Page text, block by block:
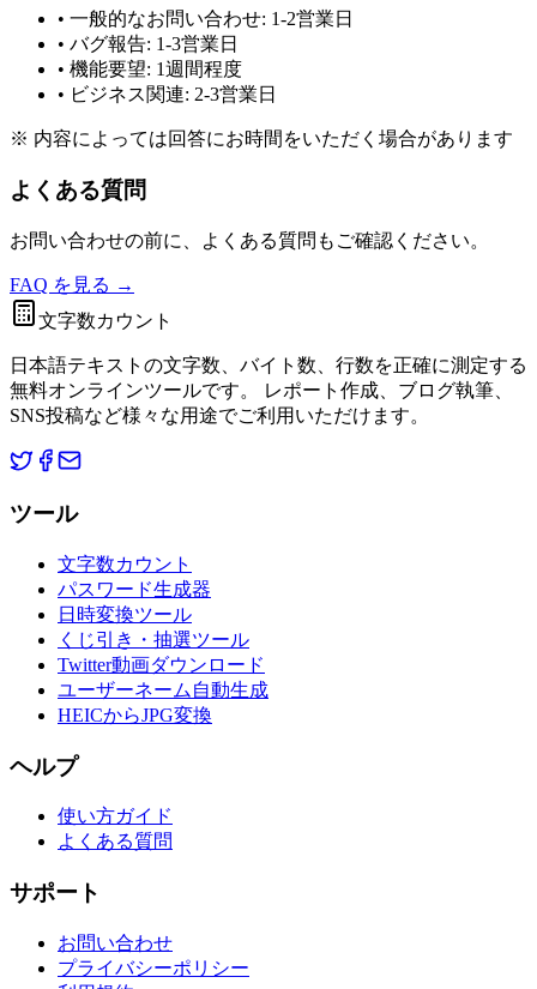
• 一般的なお問い合わせ: 1-2営業日
• バグ報告: 1-3営業日
• 機能要望: 1週間程度
• ビジネス関連: 2-3営業日
※ 内容によっては回答にお時間をいただく場合があります
よくある質問
お問い合わせの前に、よくある質問もご確認ください。
FAQ を見る →
文字数カウント
日本語テキストの文字数、バイト数、行数を正確に測定する
無料オンラインツールです。 レポート作成、ブログ執筆、
SNS投稿など様々な用途でご利用いただけます。
ツール
文字数カウント
パスワード生成器
日時変換ツール
くじ引き・抽選ツール
Twitter動画ダウンロード
ユーザーネーム自動生成
HEICからJPG変換
ヘルプ
使い方ガイド
よくある質問
サポート
お問い合わせ
プライバシーポリシー